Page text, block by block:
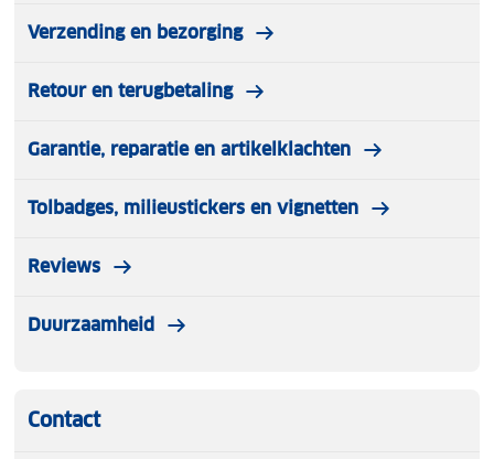
Verzending en bezorging
Retour en terugbetaling
Garantie, reparatie en artikelklachten
Tolbadges, milieustickers en vignetten
Reviews
Duurzaamheid
Contact